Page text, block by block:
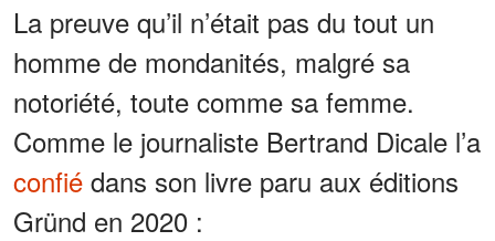
La preuve qu’il n’était pas du tout un
homme de mondanités, malgré sa
notoriété, toute comme sa femme.
Comme le journaliste Bertrand Dicale l’a
confié dans son livre paru aux éditions
Gründ en 2020 :